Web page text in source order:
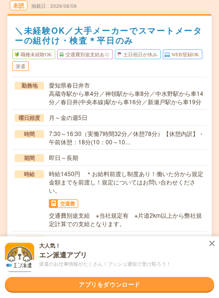
未読 掲載日 2026/08/09
＼未経験OK／大手メーカーでスマートメータ
ーの組付け・検査＊平日のみ
職種未経験OK 交通費別途支給あり 土日祝日が休み WEB登録OK
派遣
勤務地
愛知県春日井市
高蔵寺駅から車4分／神領駅から車8分／中水野駅から車14
分／春日井(中央本線)駅から車16分／新瀬戸駅から車19分
曜日頻度 月～金の週5日
時間
7:30～16:30（実働7時間32分／休憩78分）【休憩内訳】・
午前休憩：18分(10：00～10…
期間 即日～長期
時給
時給1450円 ＊お給料前渡し制度あり！働いた分から規定
金額までを前渡し！規定についてはお問い合わせくださ
い。
交通費
交通費別途支給 ※当社規定有 ※片道2km以上から弊社規
定計算での支給となります。
で固定します。使い方は丁寧に教えていただけます！…
応募資格
職種未経験OK / ブランクOK / パソコンスキル不要 / 英語力
未経験OK！
大人気！
エン派遣アプリ
派遣のお仕事情報がたくさん！プッシュ通知で受け取ろう！
アプリをダウンロード